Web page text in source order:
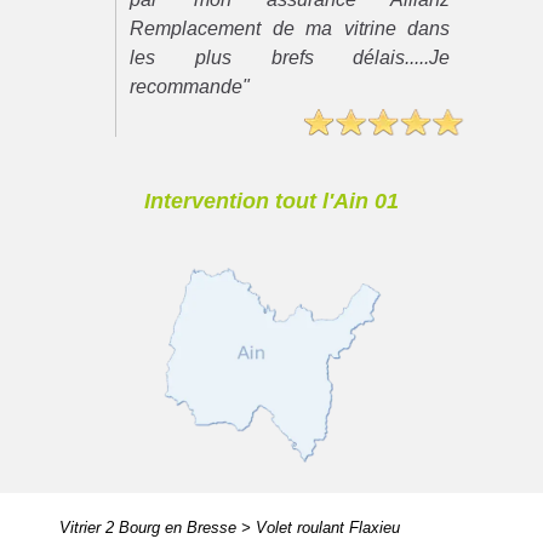
Remplacement de ma vitrine dans
les plus brefs délais.....Je
recommande"
Intervention tout l'Ain 01
Vitrier 2 Bourg en Bresse> Volet roulant Flaxieu